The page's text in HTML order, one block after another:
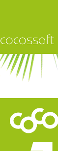
cocossaft